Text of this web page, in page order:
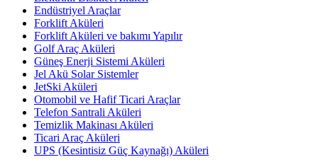
Endüstriyel Araçlar
Forklift Aküleri
Forklift Aküleri ve bakımı Yapılır
Golf Araç Aküleri
Güneş Enerji Sistemi Aküleri
Jel Akü Solar Sistemler
JetSki Aküleri
Otomobil ve Hafif Ticari Araçlar
Telefon Santrali Aküleri
Temizlik Makinası Aküleri
Ticari Araç Aküleri
UPS (Kesintisiz Güç Kaynağı) Aküleri